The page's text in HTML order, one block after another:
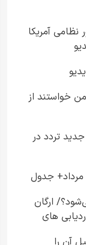
آمریکا
خواستند از
تردد در
ارگان
های
دلیل آن را